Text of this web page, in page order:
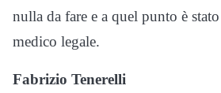
nulla da fare e a quel punto è
medico legale.
Fabrizio Tenerelli